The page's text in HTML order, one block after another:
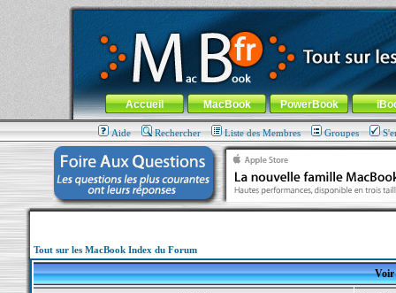
MacBook-fr.com : 100% Apple... 100% nomade !
Aller au contenu-Aller au menu général-Aller au menu de
Menu général
Accueil MacBook PowerBook
Aide Rechercher Liste des Membres Groupes
Tout sur les MacBook Index du Forum
Voir